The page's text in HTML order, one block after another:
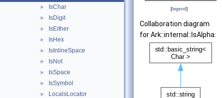
► IsChar
► IsDigit
► IsEither
► IsHex
► IsInlineSpace
► IsNot
► IsSpace
► IsSymbol
► LocalsLocator
[legend]
Collaboration diagram
for Ark::internal::IsAlpha: